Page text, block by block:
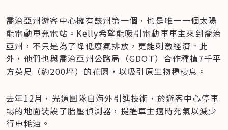
喬治亞州遊客中心擁有該州第一個，也是唯一一個太陽
能電動車充電站。Kelly希望能吸引電動車車主來到喬治
亞州，不只是為了降低廢氣排放，更能刺激經濟。此
外，他們也與喬治亞州公路局（GDOT）合作種植7千平
方英尺（約200坪）的花園，以吸引原生物種棲息。
去年12月，光道團隊自海外引進技術，於遊客中心停車
場的地面裝設了胎壓偵測器，提醒車主適時充氣以減少
行車耗油。